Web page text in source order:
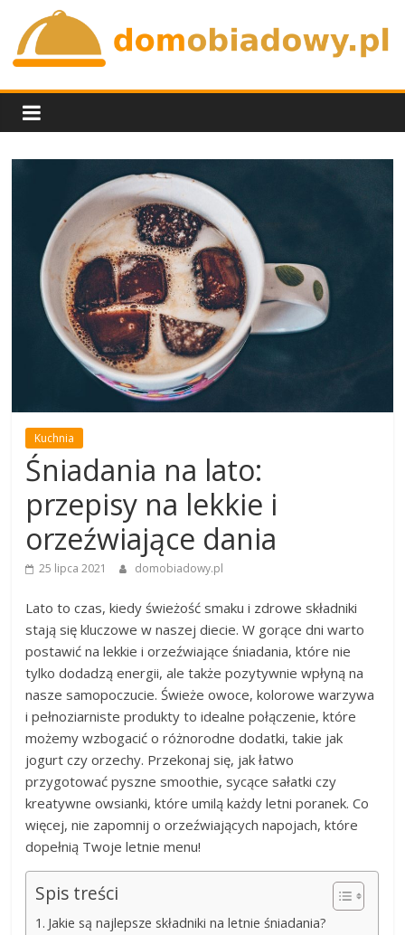
content
domobiadowy.pl
Kuchnia
Śniadania na lato:
przepisy na lekkie i
orzeźwiające dania
25 lipca 2021 domobiadowy.pl
Lato to czas, kiedy świeżość smaku i zdrowe składniki
stają się kluczowe w naszej diecie. W gorące dni warto
postawić na lekkie i orzeźwiające śniadania, które nie
tylko dodadzą energii, ale także pozytywnie wpłyną na
nasze samopoczucie. Świeże owoce, kolorowe warzywa
i pełnoziarniste produkty to idealne połączenie, które
możemy wzbogacić o różnorodne dodatki, takie jak
jogurt czy orzechy. Przekonaj się, jak łatwo
przygotować pyszne smoothie, sycące sałatki czy
kreatywne owsianki, które umilą każdy letni poranek. Co
więcej, nie zapomnij o orzeźwiających napojach, które
dopełnią Twoje letnie menu!
Spis treści
Jakie są najlepsze składniki na letnie śniadania?